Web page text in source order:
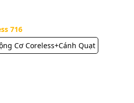
716
Cơ Coreless+Cánh Quạt